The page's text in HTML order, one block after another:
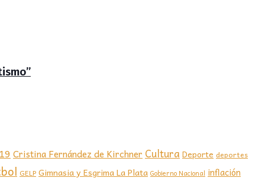
Cristina Fernández de Kirchner Cultura Deporte deportes
GELP Gimnasia y Esgrima La Plata Gobierno Nacional inflación